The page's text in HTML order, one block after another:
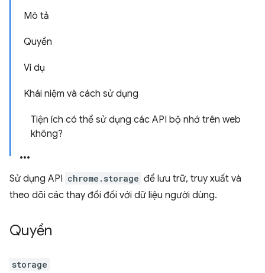
Mô tả
Quyền
Ví dụ
Khái niệm và cách sử dụng
Tiện ích có thể sử dụng các API bộ nhớ trên web
không?
Sử dụng API chrome.storage để lưu trữ, truy xuất và
theo dõi các thay đổi đối với dữ liệu người dùng.
Quyền
storage